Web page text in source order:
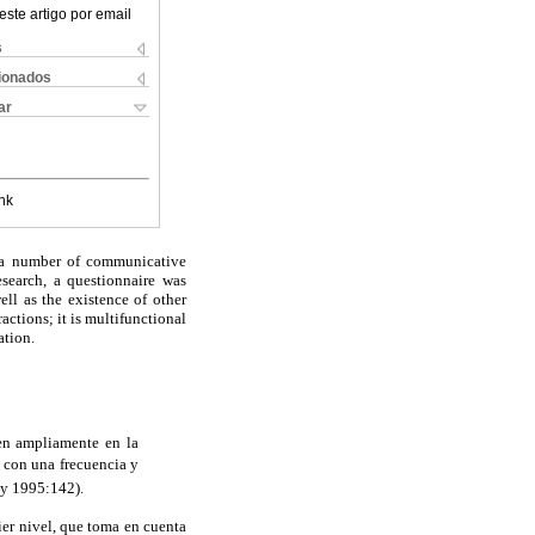
artigo por email
number of communicative
a questionnaire was
as the existence of other
it is multifunctional
ampliamente en la
con una frecuencia y
1995:142).
nivel, que toma en cuenta